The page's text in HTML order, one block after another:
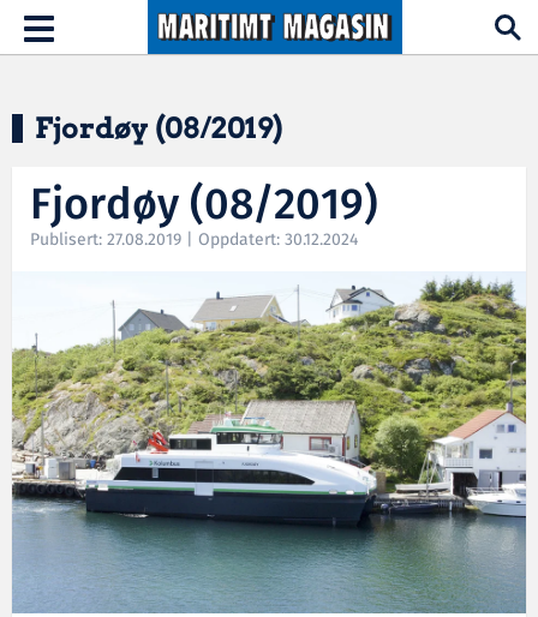
Hopp til hovedinnhold
Toggle
navigation
Fjordøy (08/2019)
Fjordøy (08/2019)
Publisert: 27.08.2019 | Oppdatert: 30.12.2024